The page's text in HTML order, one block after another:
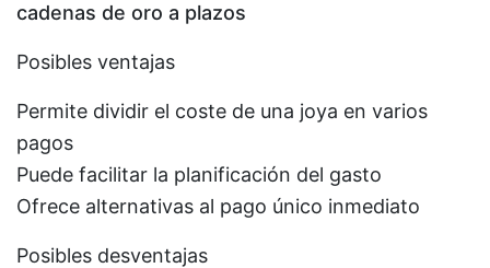
cadenas de oro a plazos
Posibles ventajas
Permite dividir el coste de una joya en varios
pagos
Puede facilitar la planificación del gasto
Ofrece alternativas al pago único inmediato
Posibles desventajas